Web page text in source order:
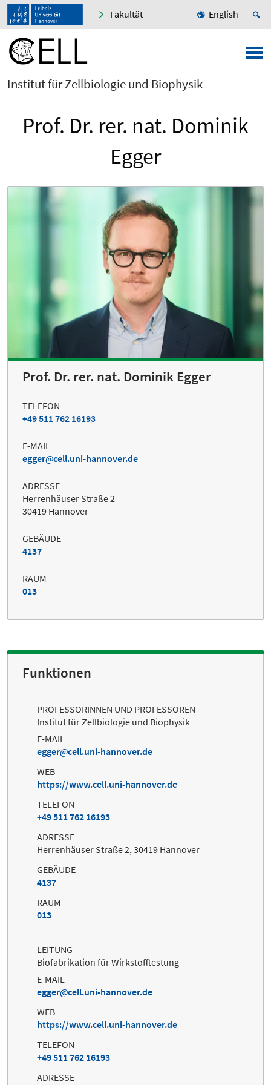
Fakultät English
Institut für Zellbiologie und Biophysik
Prof. Dr. rer. nat. Dominik
Egger
Prof. Dr. rer. nat. Dominik Egger
TELEFON
+49 511 762 16193
E-MAIL
egger
cell.uni-hannover.de
ADRESSE
Herrenhäuser Straße 2
30419 Hannover
GEBÄUDE
4137
RAUM
013
Funktionen
PROFESSORINNEN UND PROFESSOREN
Institut für Zellbiologie und Biophysik
E-MAIL
egger
cell.uni-hannover.de
WEB
https://www.cell.uni-hannover.de
TELEFON
+49 511 762 16193
ADRESSE
Herrenhäuser Straße 2, 30419 Hannover
GEBÄUDE
4137
RAUM
013
LEITUNG
Biofabrikation für Wirkstofftestung
E-MAIL
egger
cell.uni-hannover.de
WEB
https://www.cell.uni-hannover.de
TELEFON
+49 511 762 16193
ADRESSE